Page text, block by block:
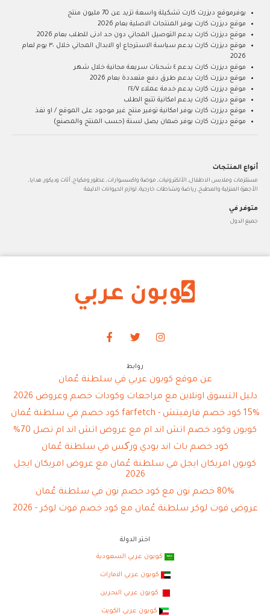
يوفرموقع ديزرت كارت تشكيلة واسعة تزيد عن 70 مليون منتج
موقع ديزرت كارت يوفر المنتجات الاصلية بعام 2026
موقع ديزرت كارت يدعم التوصيل المجاني دون حد ادنى للطلب بعام 2026
موقع ديزرت كارت يدعم سياسة الاسترجاع او الابدال المجاني خلال ٣٠ يوم لعام
2026
موقع ديزرت كارت يدعم ٤ شحنات سريعة مجانية خلال شهر
موقع ديزرت كارت يدعم طرق دفع متعددة بعام 2026
موقع ديزرت كارت يدعم خدمة عملاء ٢٤/٧
موقع ديزرت كارت يدعم امكانية تتبع الطلب
موقع ديزرت كارت يوفر امكانية توفير منتج غير موجود على الموقع / او نفذ
موقع ديزرت كارت يوفر ضمان يصل لسنة (حسب المنتج والمصنع)
أنواع المنتجات
مستلزمات وملابس الاطفال, الألكترونيات, موضة واكسسوارات, عطور ومكياج, أثاث وديكور, هدايا,
الأجهزة المنزلية والمطبخ, رياضة ونشاطات خارجية, لوازم الحيوانات الاليفة
متوفر في
جميع الدول
روابط
عن موقع كوبون عربي في سلطنة عُمان
دليل التسوق اونلاين مع مراجعات وكودات خصم وعروض 2026
15% كود خصم فارفيتش - farfetch كود خصم في سلطنة عُمان
كوبون وكود خصم اتش اند ام مع عروض اتش اند ام تصل 70%
كود خصم باث اند بودي ورکس في سلطنة عُمان
كوبون امريكان ايجل في سلطنة عُمان مع عروض امريكان ايجل
2026
80% خصم نون مع كود خصم نون في سلطنة عُمان
عروض فوت لوكر سلطنة عُمان مع كود خصم فوت لوكر - 2026
اختر الدولة
كوبون عربي السعودية
كوبون عربي الامارات
كوبون عربي البحرين
كوبون عربي الكويت